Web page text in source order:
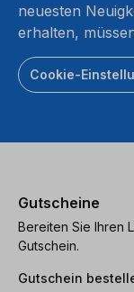
neuesten
erhalten,
Cookie-
Gutscheine
Bereiten Sie Ihren
Gutschein.
Gutschein